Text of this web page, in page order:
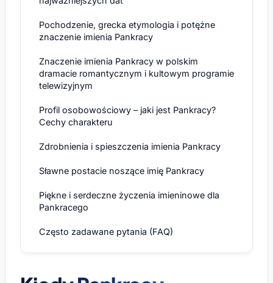
Pochodzenie, grecka etymologia i potężne
znaczenie imienia Pankracy
Znaczenie imienia Pankracy w polskim
dramacie romantycznym i kultowym programie
telewizyjnym
Profil osobowościowy – jaki jest Pankracy?
Cechy charakteru
Zdrobnienia i spieszczenia imienia Pankracy
Sławne postacie noszące imię Pankracy
Piękne i serdeczne życzenia imieninowe dla
Pankracego
Często zadawane pytania (FAQ)